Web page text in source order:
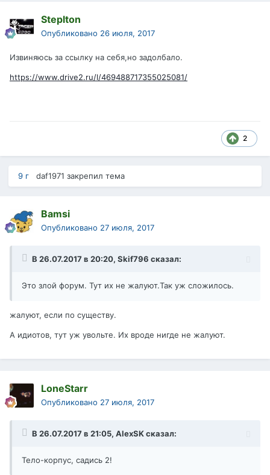
Steplton
Опубликовано 26 июля, 2017
Извиняюсь за ссылку на себя,но задолбало.
https://www.drive2.ru/l/469488717355025081/
2
9 г daf1971 закрепил тема
Bamsi
Опубликовано 27 июля, 2017
В 26.07.2017 в 20:20, Skif796 сказал:
Это злой форум. Тут их не жалуют.Так уж сложилось.
жалуют, если по существу.
А идиотов, тут уж увольте. Их вроде нигде не жалуют.
LoneStarr
Опубликовано 27 июля, 2017
В 26.07.2017 в 21:05, AlexSKсказал:
Тело-корпус, садись 2!